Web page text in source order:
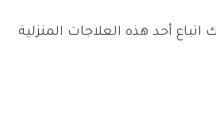
أحد هذه العلاجات المنزلية